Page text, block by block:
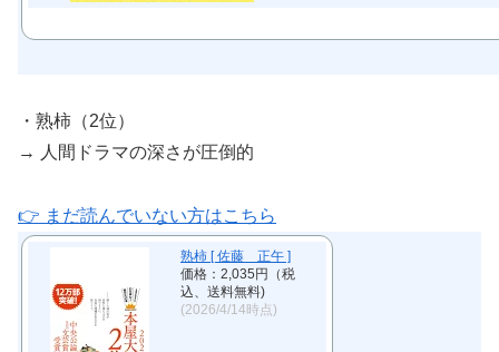
・熟柿（2位）
→ 人間ドラマの深さが圧倒的
👉 まだ読んでいない方はこちら
熟柿 [ 佐藤 正午 ]
価格：2,035円（税
込、送料無料)
(2026/4/14時点)